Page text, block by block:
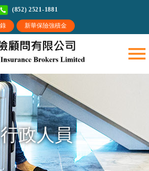
(852) 2521-1881
行政人員